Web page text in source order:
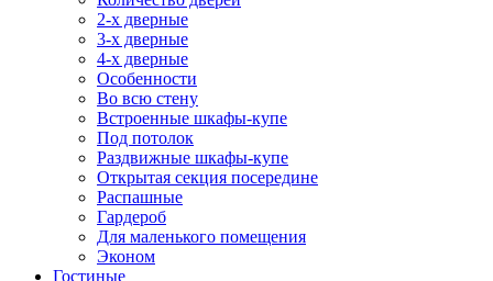
2-х дверные
3-х дверные
4-х дверные
Особенности
Во всю стену
Встроенные шкафы-купе
Под потолок
Раздвижные шкафы-купе
Открытая секция посередине
Распашные
Гардероб
Для маленького помещения
Эконом
Гостиные